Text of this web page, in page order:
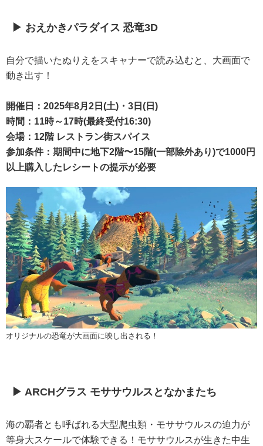
▶ おえかきパラダイス 恐竜3D
自分で描いたぬりえをスキャナーで読み込むと、大画面で
動き出す！
開催日：2025年8月2日(土)・3日(日)
時間：11時～17時(最終受付16:30)
会場：12階 レストラン街スパイス
参加条件：期間中に地下2階〜15階(一部除外あり)で1000円
以上購入したレシートの提示が必要
オリジナルの恐竜が大画面に映し出される！
▶ ARCHグラス モササウルスとなかまたち
海の覇者とも呼ばれる大型爬虫類・モササウルスの迫力が
等身大スケールで体験できる！モササウルスが生きた中生